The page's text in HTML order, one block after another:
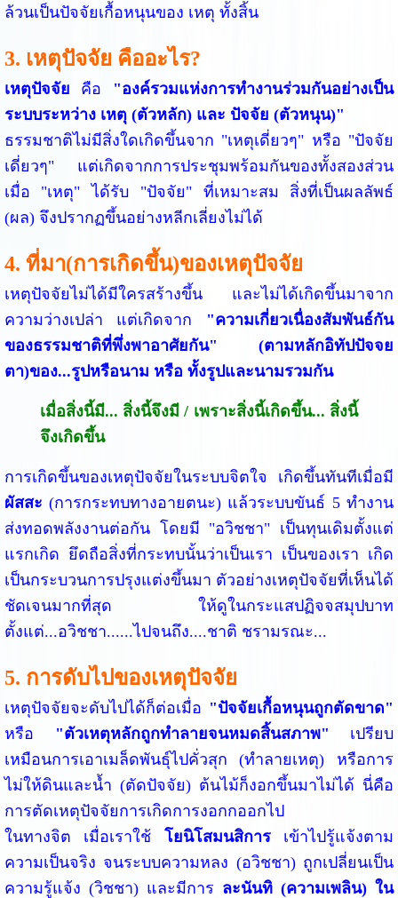
ล้วนเป็นปัจจัยเกื้อหนุนของ เหตุ ทั้งสิ้น
3. เหตุปัจจัย คืออะไร?
เหตุปัจจัย คือ "องค์รวมแห่งการทำงานร่วมกันอย่างเป็น
ระบบระหว่าง เหตุ (ตัวหลัก) และ ปัจจัย (ตัวหนุน)"
ธรรมชาติไม่มีสิ่งใดเกิดขึ้นจาก "เหตุเดี่ยวๆ" หรือ "ปัจจัย
เดี่ยวๆ" แต่เกิดจากการประชุมพร้อมกันของทั้งสองส่วน
เมื่อ "เหตุ" ได้รับ "ปัจจัย" ที่เหมาะสม สิ่งที่เป็นผลลัพธ์
(ผล) จึงปรากฏขึ้นอย่างหลีกเลี่ยงไม่ได้
4. ที่มา(การเกิดขึ้น)ของเหตุปัจจัย
เหตุปัจจัยไม่ได้มีใครสร้างขึ้น และไม่ได้เกิดขึ้นมาจาก
ความว่างเปล่า แต่เกิดจาก "ความเกี่ยวเนื่องสัมพันธ์กัน
ของธรรมชาติที่พึ่งพาอาศัยกัน" (ตามหลักอิทัปปัจจย
ตา)ของ...รูปหรือนาม หรือ ทั้งรูปและนามรวมกัน
เมื่อสิ่งนี้มี... สิ่งนี้จึงมี / เพราะสิ่งนี้เกิดขึ้น... สิ่งนี้
จึงเกิดขึ้น
การเกิดขึ้นของเหตุปัจจัยในระบบจิตใจ เกิดขึ้นทันทีเมื่อมี
ผัสสะ (การกระทบทางอายตนะ) แล้วระบบขันธ์ 5 ทำงาน
ส่งทอดพลังงานต่อกัน โดยมี "อวิชชา" เป็นทุนเดิมตั้งแต่
แรกเกิด ยึดถือสิ่งที่กระทบนั้นว่าเป็นเรา เป็นของเรา เกิด
เป็นกระบวนการปรุงแต่งขึ้นมา ตัวอย่างเหตุปัจจัยที่เห็นได้
ชัดเจนมากที่สุด ให้ดูในกระแสปฏิจจสมุปบาท
ตั้งแต่...อวิชชา......ไปจนถึง....ชาติ ชรามรณะ...
5. การดับไปของเหตุปัจจัย
เหตุปัจจัยจะดับไปได้ก็ต่อเมื่อ "ปัจจัยเกื้อหนุนถูกตัดขาด"
หรือ
"ตัวเหตุหลักถูกทำลายจนหมดสิ้นสภาพ" เปรียบ
เหมือนการเอาเมล็ดพันธุ์ไปคั่วสุก (ทำลายเหตุ) หรือการ
ไม่ให้ดินและน้ำ (ตัดปัจจัย) ต้นไม้ก็งอกขึ้นมาไม่ได้ นี่คือ
การตัดเหตุปัจจัยการเกิดการงอกกออกไป
ในทางจิต เมื่อเราใช้ โยนิโสมนสิการเข้าไปรู้แจ้งตาม
ความเป็นจริง จนระบบความหลง (อวิชชา) ถูกเปลี่ยนเป็น
ความรู้แจ้ง (วิชชา) และมีการ ละนันทิ (ความเพลิน) ใน